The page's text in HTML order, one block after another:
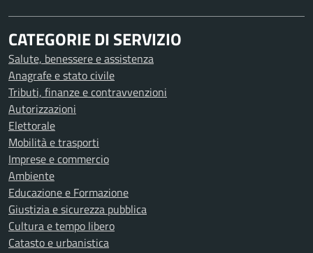
CATEGORIE DI SERVIZIO
Salute, benessere e assistenza
Anagrafe e stato civile
Tributi, finanze e contravvenzioni
Autorizzazioni
Elettorale
Mobilità e trasporti
Imprese e commercio
Ambiente
Educazione e Formazione
Giustizia e sicurezza pubblica
Cultura e tempo libero
Catasto e urbanistica